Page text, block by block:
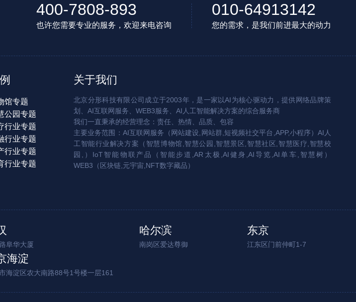
400-7808-893
也许您需要专业的服务，欢迎来电咨询
010-64913142
您的需求，是我们前进最大的动力
馆专题
公园专题
行业专题
行业专题
行业专题
行业专题
关于我们
北京分形科技有限公司成立于2003年，是一家以AI为核心驱动力，提供网络品牌策
划、AI互联网服务、WEB3服务、AI人工智能解决方案的综合服务商
我们一直秉承的经营理念：责任、热情、品质、包容
主要业务范围：AI互联网服务（网站建设,网站群,短视频社交平台,APP,小程序）AI人
工智能行业解决方案（智慧博物馆,智慧公园,智慧景区,智慧社区,智慧医疗,智慧校
园,）IoT智能物联产品（智能步道,AR太极,AI健身,AI导览,AI单车,智慧树）
WEB3（区块链,元宇宙,NFT数字藏品）
阜华大厦
哈尔滨
南岗区爱达尊御
东京
江东区门前仲町1-7
海淀
海淀区农大南路88号1号楼一层161